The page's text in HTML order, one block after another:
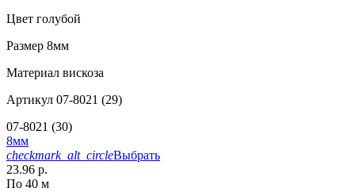
Цвет голубой
Размер 8мм
Материал вискоза
Артикул 07-8021 (29)
07-8021 (30)
8мм
checkmark_alt_circleВыбрать
23.96 р.
По 40 м